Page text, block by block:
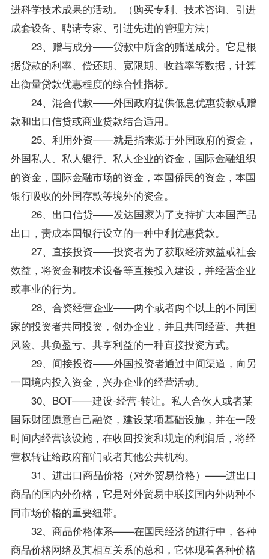
进科学技术成果的活动。（购买专利、技术咨询、引进
成套设备、聘请专家、引进先进的管理方法）
23、赠与成分——贷款中所含的赠送成分。它是根
据贷款的利率、偿还期、宽限期、收益率等数据，计算
出衡量贷款优惠程度的综合性指标。
24、混合代款——外国政府提供低息优惠贷款或赠
款和出口信贷或商业贷款结合适用。
25、利用外资——就是指来源于外国政府的资金，
外国私人、私人银行、私人企业的资金， 国际金融组织
的资金， 国际金融市场的资金，本国侨民的资金，本国
银行吸收的外国存款等境外的资金。
26、出口信贷——发达国家为了支持扩大本国产品
出口，责成本国银行设立的一种中利优惠贷款。
27、直接投资——投资者为了获取经济效益或社会
效益，将资金和技术设备等直接投入建设，并经营企业
或事业的行为。
28、合资经营企业——两个或者两个以上的不同国
家的投资者共同投资，创办企业，并且共同经营、共担
风险、共负盈亏、共享利益的一种直接投资方式。
29、间接投资——外国投资者通过中间渠道，向另
一国境内投入资金，兴办企业的经营活动。
30、BOT——建设-经营-转让。私人合伙人或者某
国际财团愿意自己融资，建设某项基础设施，并在一段
时间内经营该设施，在收回投资和规定的利润后，将经
营权转让给政府部门或者其他公共机构。
31、进出口商品价格（对外贸易价格）——进出口
商品的国内外价格，它是对外贸易中联接国内外两种不
同市场价格的重要纽带。
32、商品价格体系——在国民经济的进行中，各种
商品价格网络及其相互关系的总和，它体现着各种价格